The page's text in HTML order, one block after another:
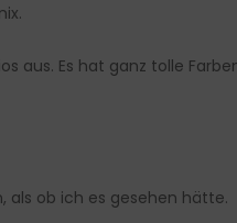
aus. Es hat ganz tolle
als ob ich es gesehen hätte.